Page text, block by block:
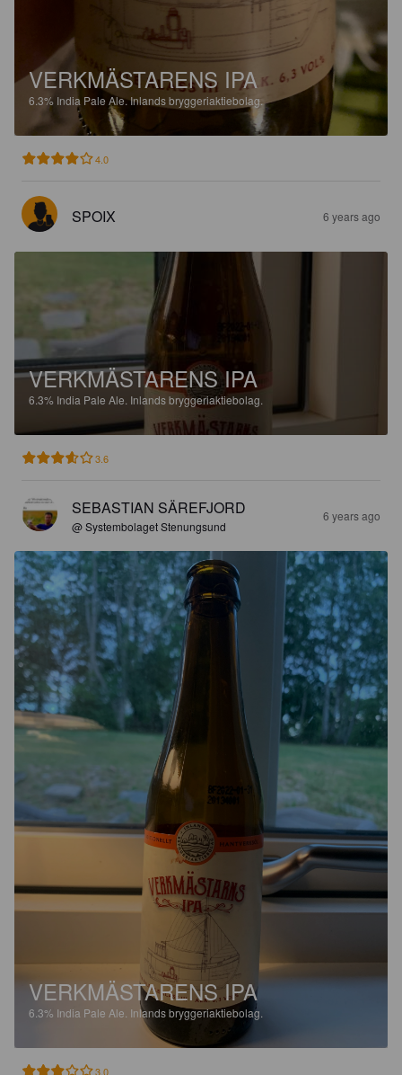
VERKMÄSTARENS IPA
6.3% India Pale Ale.Inlands bryggeriaktiebolag.
4.0
SPOIX 6 years ago
VERKMÄSTARENS IPA
6.3% India Pale Ale. Inlands bryggeriaktiebolag.
3.6
SEBASTIAN SÄREFJORD
@ Systembolaget Stenungsund
6 years ago
VERKMÄSTARENS IPA
6.3% India Pale Ale. Inlands bryggeriaktiebolag.
3.0